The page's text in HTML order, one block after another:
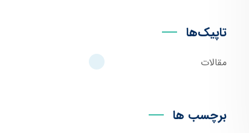
تاپیک‌ها
مقالات
برچسب ها